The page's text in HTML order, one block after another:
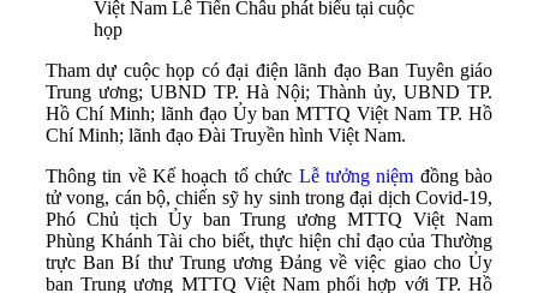
Việt Nam Lê Tiến Châu phát biểu tại cuộc
họp
Tham dự cuộc họp có đại điện lãnh đạo Ban Tuyên giáo
Trung ương; UBND TP. Hà Nội; Thành ủy, UBND TP.
Hồ Chí Minh; lãnh đạo Ủy ban MTTQ Việt Nam TP. Hồ
Chí Minh; lãnh đạo Đài Truyền hình Việt Nam.
Thông tin về Kế hoạch tổ chức Lễ tưởng niệm đồng bào
tử vong, cán bộ, chiến sỹ hy sinh trong đại dịch Covid-19,
Phó Chủ tịch Ủy ban Trung ương MTTQ Việt Nam
Phùng Khánh Tài cho biết, thực hiện chỉ đạo của Thường
trực Ban Bí thư Trung ương Đảng về việc giao cho Ủy
ban Trung ương MTTQ Việt Nam phối hợp với TP. Hồ